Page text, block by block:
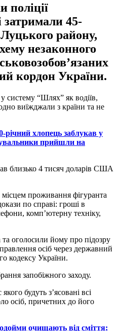
поліції
затримали 45-
району,
незаконного
кордон України.
систему “Шлях” як водіїв,
виїжджали з країни та не
річний хлопець заблукав у
прийшли на
близько 4 тисяч доларів США
проживання фігуранта
по справі: гроші в
комп’ютерну техніку,
та оголосили йому про підозру
осіб через державний
кодексу України.
запобіжного заходу.
будуть з’ясовані всі
осіб, причетних до його
очищають від сміття: